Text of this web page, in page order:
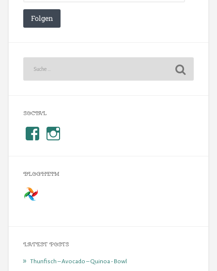
Folgen
SOCIAL
BLOGHEIM
LATEST POSTS
Thunfisch – Avocado – Quinoa - Bowl